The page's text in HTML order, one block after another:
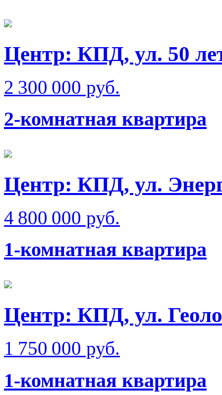
Центр: КПД, ул. 50
2 300 000 руб.
2-комнатная квартира
Центр: КПД, ул.
4 800 000 руб.
1-комнатная квартира
Центр: КПД, ул.
1 750 000 руб.
1-комнатная квартира